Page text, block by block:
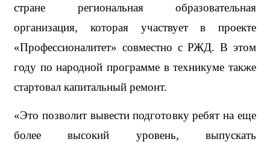
стране региональная образовательная
организация, которая участвует в проекте
«Профессионалитет» совместно с РЖД. В этом
году по народной программе в техникуме также
стартовал капитальный ремонт.
«Это позволит вывести подготовку ребят на еще
более высокий уровень, выпускать